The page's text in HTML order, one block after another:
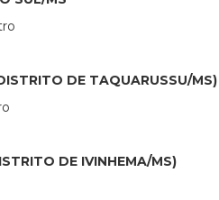
DE TAQUARUSSU/MS)
DE IVINHEMA/MS)